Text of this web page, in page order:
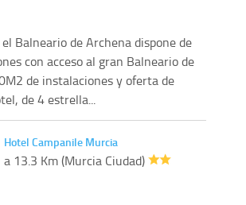
Balneario de Archena dispone de
con acceso al gran Balneario de
de instalaciones y oferta de
de 4 estrella...
Hotel Campanile Murcia
a 13.3 Km (Murcia Ciudad)